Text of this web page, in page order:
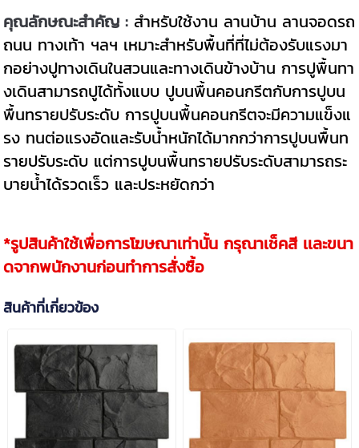
คุณลักษณะสำคัญ : สำหรับใช้งาน ลานบ้าน ลานจอดรถ
ถนน ทางเท้า ฯลฯ เหมาะสำหรับพื้นที่ที่ไม่ต้องรับแรงมา
กอย่างปูทางเดินในสวนและทางเดินข้างบ้าน การปูพื้นทา
งเดินสามารถปูได้ทั้งแบบ ปูบนพื้นคอนกรีตกับการปูบน
พื้นทรายปรับระดับ การปูบนพื้นคอนกรีตจะมีความแข็งแ
รง ทนต่อแรงอัดและรับน้ำหนักได้มากกว่าการปูบนพื้นท
รายปรับระดับ แต่การปูบนพื้นทรายปรับระดับสามารถระ
บายน้ำได้รวดเร็ว และประหยัดกว่า
*รูปสินค้าใช้เพื่อการโฆษณาเท่านั้น กรุณาเช็คสี เเละขนา
ดจากพนักงานก่อนทำการสั่งซื้อ
สินค้าที่เกี่ยวข้อง